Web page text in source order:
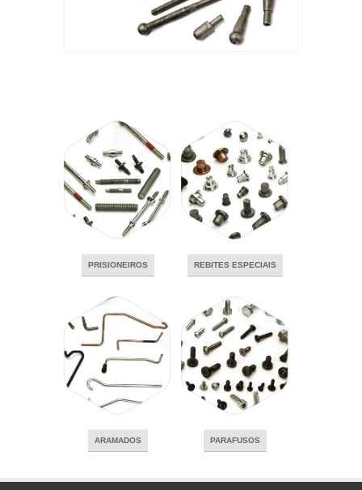
PRISIONEIROS REBITES ESPECIAIS
ARAMADOS PARAFUSOS